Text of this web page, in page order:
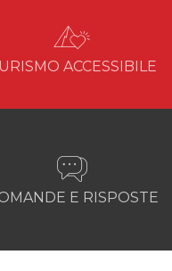
ACCESSIBILE
E RISPOSTE